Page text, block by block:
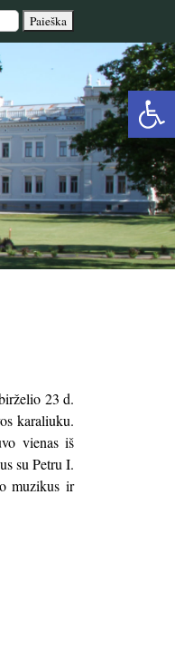
23 d.
karaliuku.
vienas iš
su Petru I.
muzikus ir